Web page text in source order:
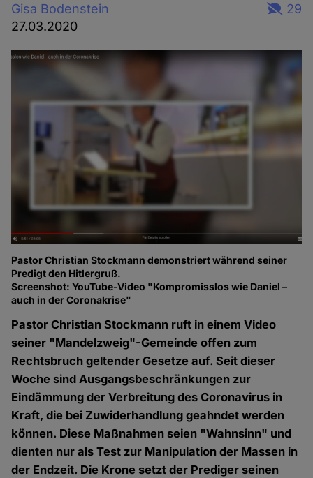
Gisa Bodenstein
27.03.2020
29
Pastor Christian Stockmann demonstriert während seiner
Predigt den Hitlergruß.
Screenshot: YouTube-Video "Kompromisslos wie Daniel –
auch in der Coronakrise"
Pastor Christian Stockmann ruft in einem Video
seiner "Mandelzweig"-Gemeinde offen zum
Rechtsbruch geltender Gesetze auf. Seit dieser
Woche sind Ausgangsbeschränkungen zur
Eindämmung der Verbreitung des Coronavirus in
Kraft, die bei Zuwiderhandlung geahndet werden
können. Diese Maßnahmen seien "Wahnsinn" und
dienten nur als Test zur Manipulation der Massen in
der Endzeit. Die Krone setzt der Prediger seinen